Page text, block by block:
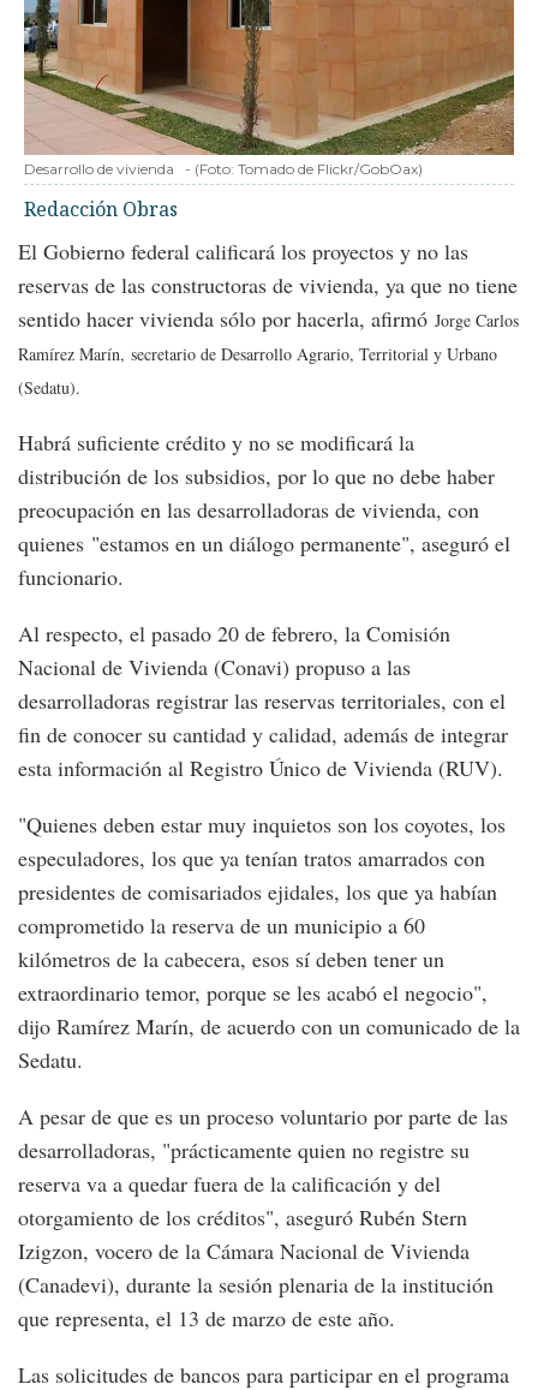
Desarrollo de vivienda - (Foto: Tomado de Flickr/GobOax)
Redacción Obras
El Gobierno federal calificará los proyectos y no las
reservas de las constructoras de vivienda, ya que no tiene
sentido hacer vivienda sólo por hacerla, afirmó Jorge Carlos
Ramírez Marín, secretario de Desarrollo Agrario, Territorial y Urbano
(Sedatu).
Habrá suficiente crédito y no se modificará la
distribución de los subsidios, por lo que no debe haber
preocupación en las desarrolladoras de vivienda, con
quienes "estamos en un diálogo permanente", aseguró el
funcionario.
Al respecto, el pasado 20 de febrero, la Comisión
Nacional de Vivienda (Conavi) propuso a las
desarrolladoras registrar las reservas territoriales, con el
fin de conocer su cantidad y calidad, además de integrar
esta información al Registro Único de Vivienda (RUV).
"Quienes deben estar muy inquietos son los coyotes, los
especuladores, los que ya tenían tratos amarrados con
presidentes de comisariados ejidales, los que ya habían
comprometido la reserva de un municipio a 60
kilómetros de la cabecera, esos sí deben tener un
extraordinario temor, porque se les acabó el negocio",
dijo Ramírez Marín, de acuerdo con un comunicado de la
Sedatu.
A pesar de que es un proceso voluntario por parte de las
desarrolladoras, "prácticamente quien no registre su
reserva va a quedar fuera de la calificación y del
otorgamiento de los créditos", aseguró Rubén Stern
Izigzon, vocero de la Cámara Nacional de Vivienda
(Canadevi), durante la sesión plenaria de la institución
que representa, el 13 de marzo de este año.
Las solicitudes de bancos para participar en el programa